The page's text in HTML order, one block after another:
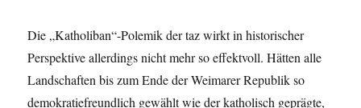
Die „Katholiban“-Polemik der taz wirkt in historischer
Perspektive allerdings nicht mehr so effektvoll. Hätten alle
Landschaften bis zum Ende der Weimarer Republik so
demokratiefreundlich gewählt wie der katholisch geprägte,